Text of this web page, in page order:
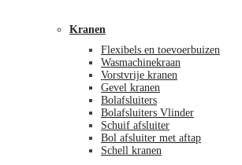
Kranen
Flexibels en toevoerbuizen
Wasmachinekraan
Vorstvrije kranen
Gevel kranen
Bolafsluiters
Bolafsluiters Vlinder
Schuif afsluiter
Bol afsluiter met aftap
Schell kranen